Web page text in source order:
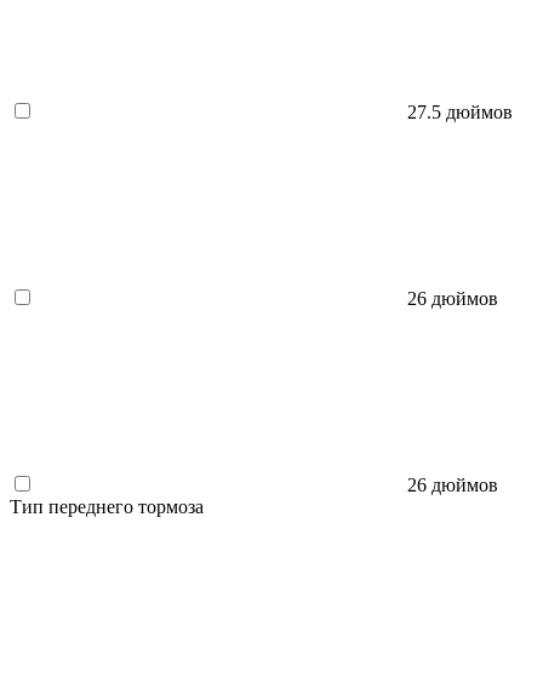
27.5 дюймов
26 дюймов
26 дюймов
Тип переднего тормоза